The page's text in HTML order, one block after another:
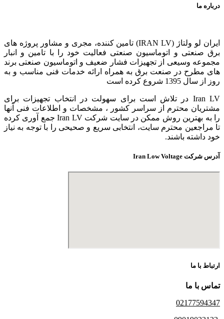
درباره ما
ایران لو ولتاژ (IRAN LV) تامین کننده، مجری و مشاور پروژه های
برق صنعتی و اتوماسیون صنعتی فعالیت خود را با تامین و انبار
مجموعه وسیعی از تجهیزات فشار ضعیف و اتوماسیون صنعتی برند
های مطرح در صنعت برق به همراه ارائه خدمات فنی مناسب و به
روز از سال 1395 شروع کرده است
Iran LV در تلاش است برای سهولت در انتخاب تجهیزات برای
مشتریان محترم از سراسر کشور ، مشخصات و اطلاعات فنی آنها
را به بهترین روش ممکن در سایت شرکت Iran LV جمع آوری کرده
تا مراجعین محترم سایت، انتخابی سریع و صحیحی را با توجه به نیاز
خود داشته باشند.
آدرس شرکت Iran Low Voltage
ارتباط با ما
تماس با ما
02177594347